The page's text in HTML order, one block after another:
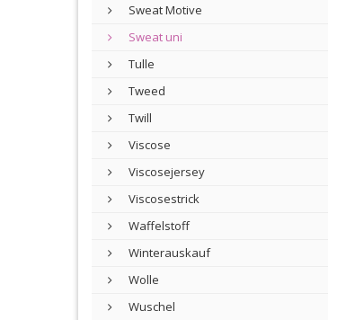
Sweat Motive
Sweat uni
Tulle
Tweed
Twill
Viscose
Viscosejersey
Viscosestrick
Waffelstoff
Winterauskauf
Wolle
Wuschel